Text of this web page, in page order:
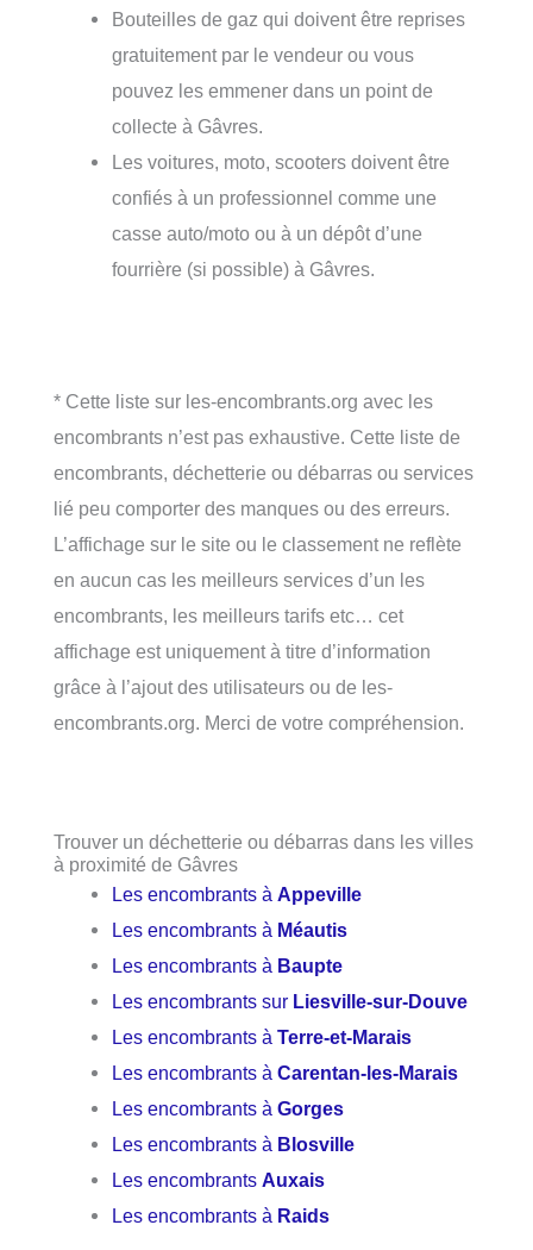
Bouteilles de gaz qui doivent être reprises
gratuitement par le vendeur ou vous
pouvez les emmener dans un point de
collecte à Gâvres.
Les voitures, moto, scooters doivent être
confiés à un professionnel comme une
casse auto/moto ou à un dépôt d’une
fourrière (si possible) à Gâvres.
* Cette liste sur les-encombrants.org avec les
encombrants n’est pas exhaustive. Cette liste de
encombrants, déchetterie ou débarras ou services
lié peu comporter des manques ou des erreurs.
L’affichage sur le site ou le classement ne reflète
en aucun cas les meilleurs services d’un les
encombrants, les meilleurs tarifs etc… cet
affichage est uniquement à titre d’information
grâce à l’ajout des utilisateurs ou de les-
encombrants.org. Merci de votre compréhension.
Trouver un déchetterie ou débarras dans les villes
à proximité de Gâvres
Les encombrants àAppeville
Les encombrants à Méautis
Les encombrants à Baupte
Les encombrants sur Liesville-sur-Douve
Les encombrants àTerre-et-Marais
Les encombrants àCarentan-les-Marais
Les encombrants àGorges
Les encombrants à Blosville
Les encombrantsAuxais
Les encombrants à Raids